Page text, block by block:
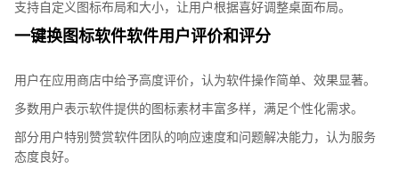
支持自定义图标布局和大小，让用户根据喜好调整桌面布局。
一键换图标软件软件用户评价和评分
用户在应用商店中给予高度评价，认为软件操作简单、效果显著。
多数用户表示软件提供的图标素材丰富多样，满足个性化需求。
部分用户特别赞赏软件团队的响应速度和问题解决能力，认为服务
态度良好。